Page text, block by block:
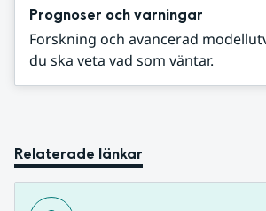
Prognoser och varningar
Forskning och avancerad
du ska veta vad som väntar.
Relaterade länkar